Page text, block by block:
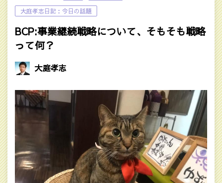
大庭孝志日記：今日の話題
BCP:事業継続戦略について、そもそも戦略
って何？
大庭孝志